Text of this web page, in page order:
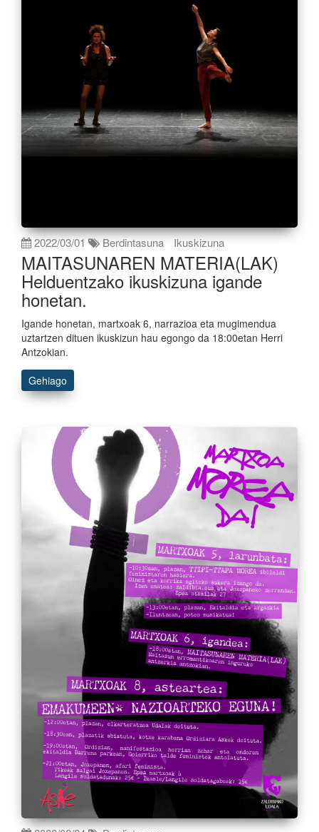
2022/03/01 Berdintasuna Ikuskizuna
MAITASUNAREN MATERIA(LAK)
Helduentzako ikuskizuna igande
honetan.
Igande honetan, martxoak 6, narrazioa eta mugimendua
uztartzen dituen ikuskizun hau egongo da 18:00etan Herri
Antzokian.
Gehiago